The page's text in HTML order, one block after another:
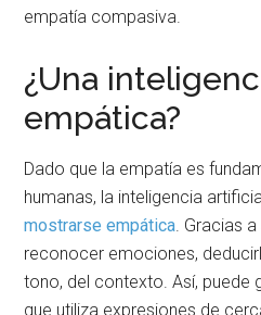
empatía compasiva.
¿Una
empática?
Dado que la empatía es
humanas, la inteligencia
mostrarse empática . Gracias
reconocer emociones,
tono, del contexto. Así, puede
que utiliza expresiones de